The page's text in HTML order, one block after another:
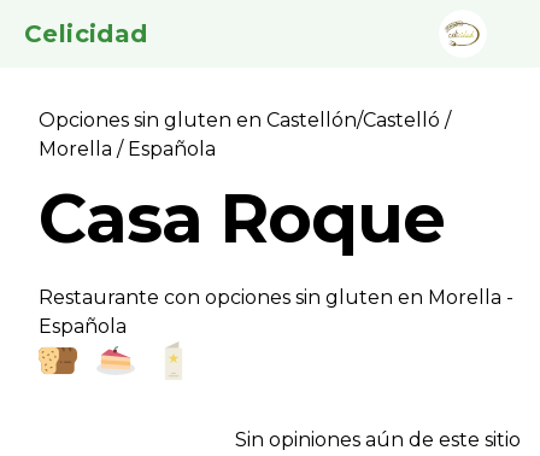
Celicidad
Opciones sin gluten en Castellón/Castelló /
Morella / Española
Casa Roque
Restaurante con opciones sin gluten en Morella -
Española
Sin opiniones aún de este sitio